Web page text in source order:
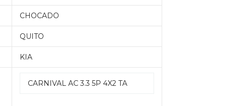
CHOCADO
QUITO
KIA
CARNIVAL AC 3.3 5P 4X2 TA